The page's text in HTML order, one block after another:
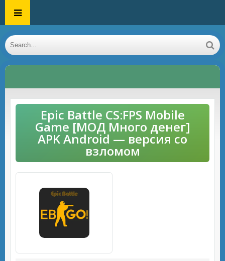
Epic Battle CS:FPS Mobile
Game [МОД Много денег]
APK Android — версия со
взломом